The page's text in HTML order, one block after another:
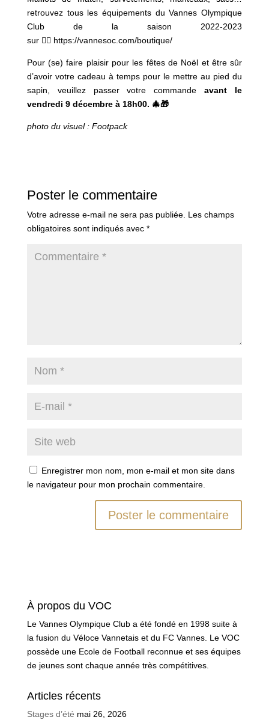
retrouvez tous les équipements du Vannes Olympique
Club de la saison 2022-2023
sur 👉🏻 https://vannesoc.com/boutique/
Pour (se) faire plaisir pour les fêtes de Noël et être sûr
d’avoir votre cadeau à temps pour le mettre au pied du
sapin, veuillez passer votre commande avant le
vendredi 9 décembre à 18h00. 🎄🎁
photo du visuel : Footpack
Poster le commentaire
Votre adresse e-mail ne sera pas publiée. Les champs
obligatoires sont indiqués avec *
Enregistrer mon nom, mon e-mail et mon site dans
le navigateur pour mon prochain commentaire.
À propos du VOC
Le Vannes Olympique Club a été fondé en 1998 suite à
la fusion du Véloce Vannetais et du FC Vannes. Le VOC
possède une Ecole de Football reconnue et ses équipes
de jeunes sont chaque année très compétitives.
Articles récents
Stages d’été mai 26, 2026